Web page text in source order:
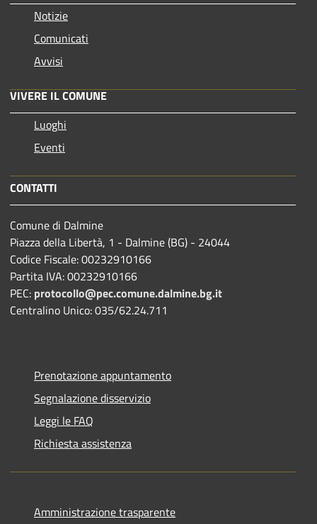
Notizie
Comunicati
Avvisi
VIVERE IL COMUNE
Luoghi
Eventi
CONTATTI
Comune di Dalmine
Piazza della Libertà, 1 - Dalmine (BG) - 24044
Codice Fiscale: 00232910166
Partita IVA: 00232910166
PEC: protocollo@pec.comune.dalmine.bg.it
Centralino Unico: 035/62.24.711
Prenotazione appuntamento
Segnalazione disservizio
Leggi le FAQ
Richiesta assistenza
Amministrazione trasparente